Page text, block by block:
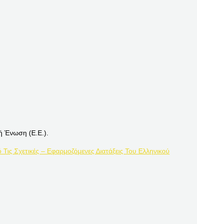
Ένωση (Ε.Ε.).
Σχετικές – Εφαρμοζόμενες Διατάξεις Του Ελληνικού